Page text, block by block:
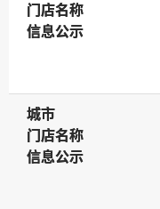
门店名称
门店名称
信息公示
信息公示
城市
城市
门店名称
门店名称
信息公示
信息公示